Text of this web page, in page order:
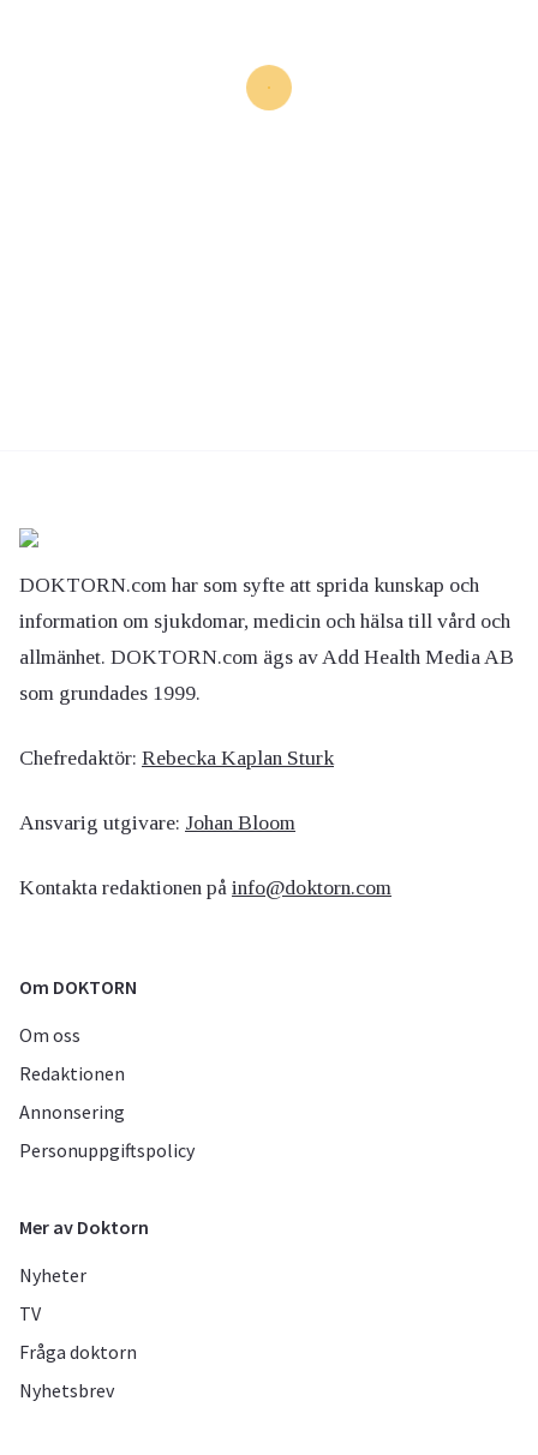
DOKTORN.com har som syfte att sprida kunskap och
information om sjukdomar, medicin och hälsa till vård och
allmänhet. DOKTORN.com ägs av Add Health Media AB
som grundades 1999.
Chefredaktör: Rebecka Kaplan Sturk
Ansvarig utgivare: Johan Bloom
Kontakta redaktionen på info@doktorn.com
Om DOKTORN
Om oss
Redaktionen
Annonsering
Personuppgiftspolicy
Mer av Doktorn
Nyheter
TV
Fråga doktorn
Nyhetsbrev